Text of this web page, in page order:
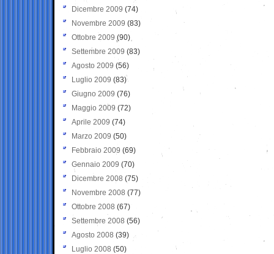
Dicembre 2009 (74)
Novembre 2009 (83)
Ottobre 2009 (90)
Settembre 2009 (83)
Agosto 2009 (56)
Luglio 2009 (83)
Giugno 2009 (76)
Maggio 2009 (72)
Aprile 2009 (74)
Marzo 2009 (50)
Febbraio 2009 (69)
Gennaio 2009 (70)
Dicembre 2008 (75)
Novembre 2008 (77)
Ottobre 2008 (67)
Settembre 2008 (56)
Agosto 2008 (39)
Luglio 2008 (50)